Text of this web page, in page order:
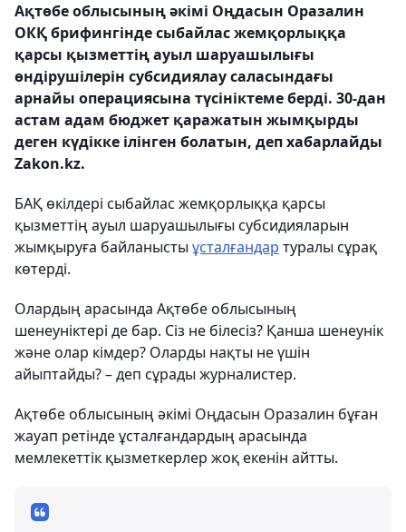
Ақтөбе облысының әкімі Оңдасын Оразалин
ОКҚ брифингінде сыбайлас жемқорлыққа
қарсы қызметтің ауыл шаруашылығы
өндірушілерін субсидиялау саласындағы
арнайы операциясына түсініктеме берді. 30-дан
астам адам бюджет қаражатын жымқырды
деген күдікке ілінген болатын, деп хабарлайды
Zakon.kz.
БАҚ өкілдері сыбайлас жемқорлыққа қарсы
қызметтің ауыл шаруашылығы субсидияларын
жымқыруға байланысты ұсталғандар туралы сұрақ
көтерді.
Олардың арасында Ақтөбе облысының
шенеуніктері де бар. Сіз не білесіз? Қанша шенеунік
және олар кімдер? Оларды нақты не үшін
айыптайды? – деп сұрады журналистер.
Ақтөбе облысының әкімі Оңдасын Оразалин бұған
жауап ретінде ұсталғандардың арасында
мемлекеттік қызметкерлер жоқ екенін айтты.